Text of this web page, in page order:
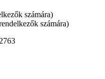
számára)
számára)